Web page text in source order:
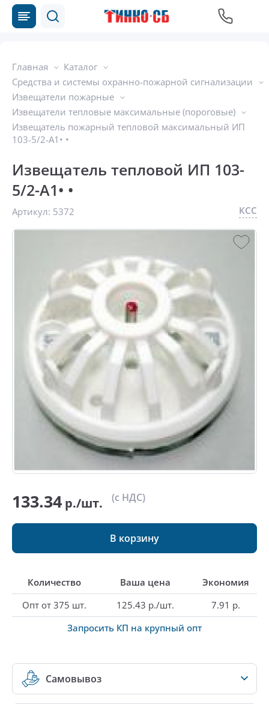
Главная
Каталог
Средства и системы охранно-пожарной сигнализации
Извещатели пожарные
Извещатели тепловые максимальные (пороговые)
Извещатель пожарный тепловой максимальный ИП
103-5/2-A1• •
Извещатель тепловой ИП 103-
5/2-A1• •
Артикул: 5372 КСС
133.34 р./шт. (с НДС)
В корзину
Количество Ваша цена
Экономия
Опт от 375 шт.
125.43 р./шт.
7.91 р.
Запросить КП на крупный опт
Самовывоз